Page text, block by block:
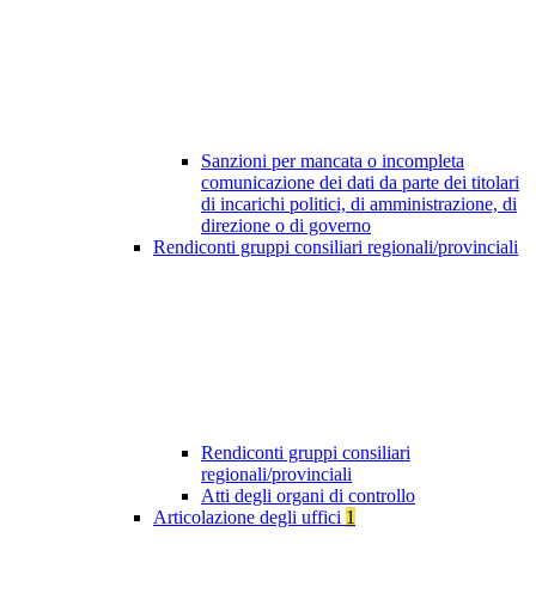
Sanzioni per mancata o incompleta
comunicazione dei dati da parte dei titolari
di incarichi politici, di amministrazione, di
direzione o di governo
Rendiconti gruppi consiliari regionali/provinciali
Rendiconti gruppi consiliari
regionali/provinciali
Atti degli organi di controllo
Articolazione degli uffici 1